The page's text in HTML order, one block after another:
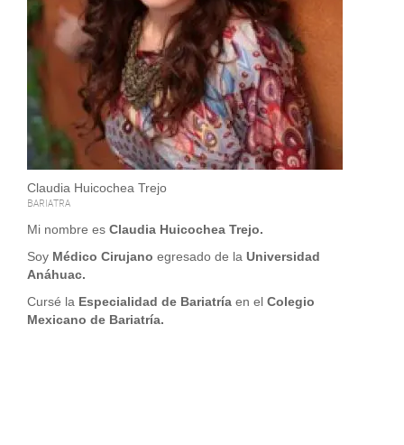
Claudia Huicochea Trejo
BARIATRA
Mi nombre es Claudia Huicochea Trejo.
Soy Médico Cirujano egresado de la Universidad
Anáhuac.
Cursé la Especialidad de Bariatría en el Colegio
Mexicano de Bariatría.